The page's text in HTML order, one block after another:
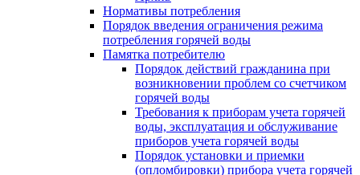
Нормативы потребления
Порядок введения ограничения режима
потребления горячей воды
Памятка потребителю
Порядок действий гражданина при
возникновении проблем со счетчиком
горячей воды
Требования к приборам учета горячей
воды, эксплуатация и обслуживание
приборов учета горячей воды
Порядок установки и приемки
(опломбировки) прибора учета горячей